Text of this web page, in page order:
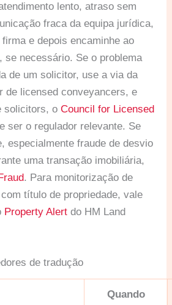
lento, atraso sem
fraca da equipa jurídica,
e depois encaminhe ao
, se necessário. Se o problema
de um solicitor, use a via da
de licensed conveyancers, e
solicitors, oCouncil for Licensed
ser o regulador relevante. Se
especialmente fraude de desvio
uma transação imobiliária,
. Para monitorização de
título de propriedade, vale
Property Alert do HM Land
de tradução
Quando